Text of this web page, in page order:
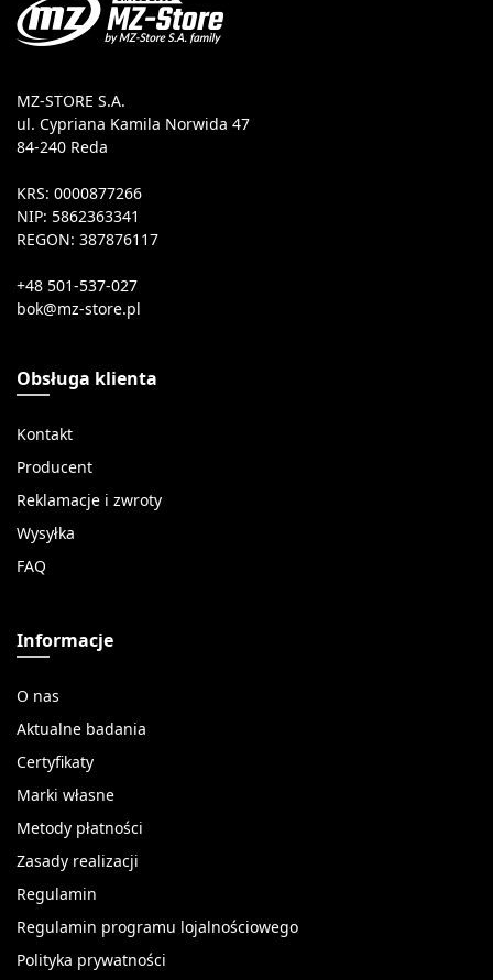
MZ-STORE S.A.
ul. Cypriana Kamila Norwida 47
84-240 Reda
KRS: 0000877266
NIP: 5862363341
REGON: 387876117
+48 501-537-027
Obsługa klienta
Kontakt
Producent
Reklamacje i zwroty
Wysyłka
FAQ
Informacje
O nas
Aktualne badania
Certyfikaty
Marki własne
Metody płatności
Zasady realizacji
Regulamin
Regulamin programu lojalnościowego
Polityka prywatności